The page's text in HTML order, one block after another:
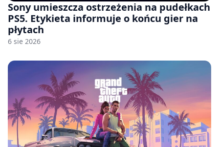
Sony umieszcza ostrzeżenia na pudełkach
PS5. Etykieta informuje o końcu gier na
płytach
6 sie 2026